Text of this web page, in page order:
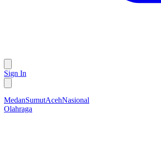
Sign In
MedanSumutAcehNasional
Olahraga